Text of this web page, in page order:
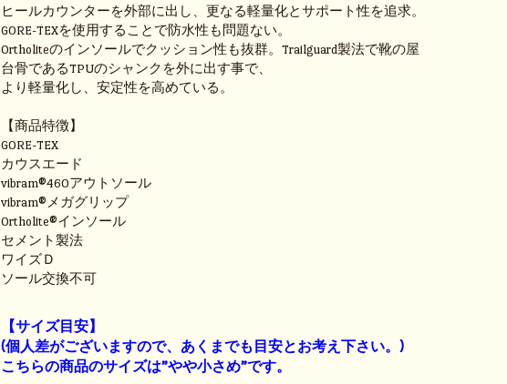
ヒールカウンターを外部に出し、更なる軽量化とサポート性を追求。
GORE-TEXを使用することで防水性も問題ない。
Ortholiteのインソールでクッション性も抜群。Trailguard製法で靴の屋
台骨であるTPUのシャンクを外に出す事で、
より軽量化し、安定性を高めている。
【商品特徴】
GORE-TEX
カウスエード
vibram®460アウトソール
vibram®メガグリップ
Ortholite®インソール
セメント製法
ワイズＤ
ソール交換不可
【サイズ目安】
(個人差がございますので、あくまでも目安とお考え下さい。)
こちらの商品のサイズは”やや小さめ”です。